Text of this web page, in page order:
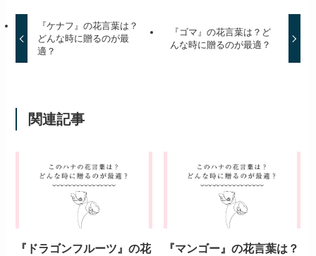
『ケナフ』の花言葉は？
どんな時に贈るのが最
適？
『ゴマ』の花言葉は？ど
んな時に贈るのが最適？
関連記事
『ドラゴンフルーツ』の花
『マンゴー』の花言葉は？